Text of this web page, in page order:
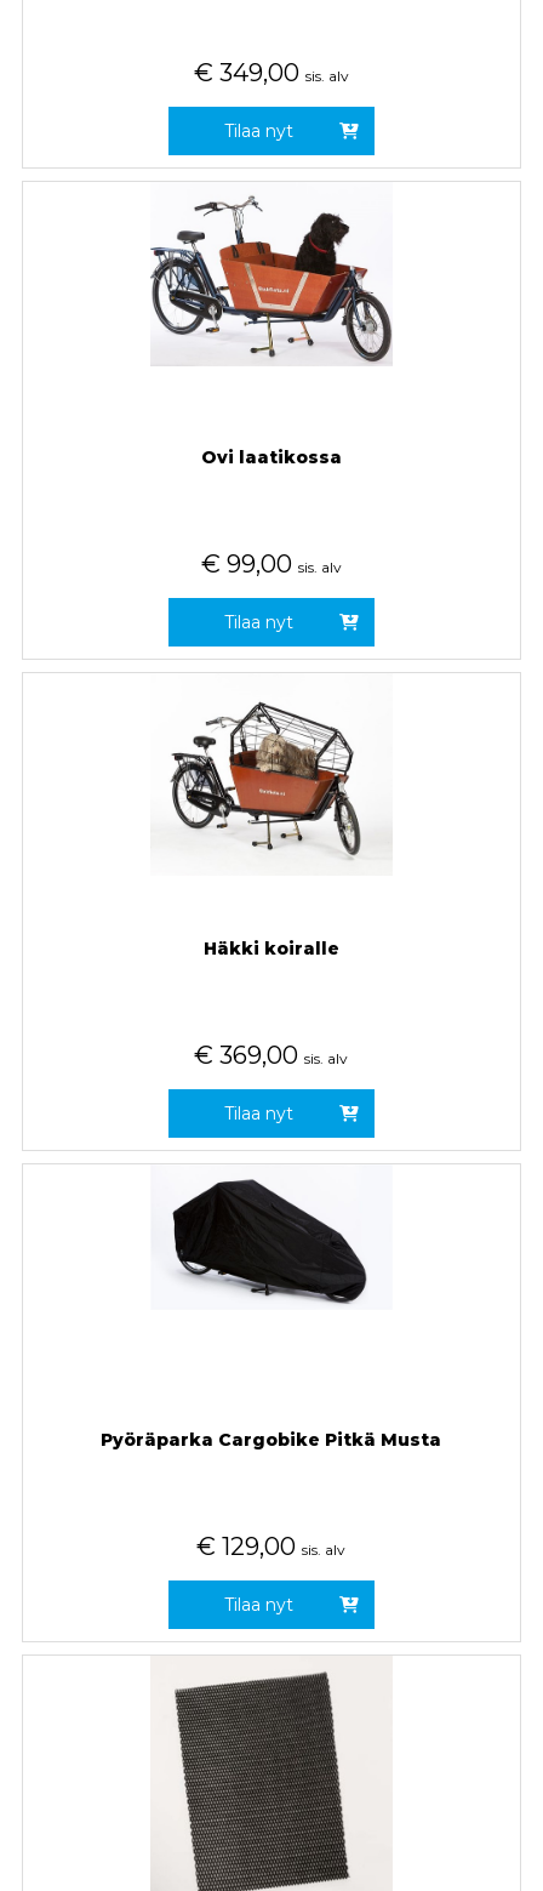
€ 349,00 sis. alv
Tilaa nyt
Ovi laatikossa
€ 99,00 sis. alv
Tilaa nyt
Häkki koiralle
€ 369,00 sis. alv
Tilaa nyt
Pyöräparka Cargobike Pitkä Musta
€ 129,00 sis. alv
Tilaa nyt